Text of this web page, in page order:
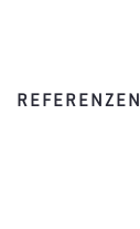
REFERENZEN